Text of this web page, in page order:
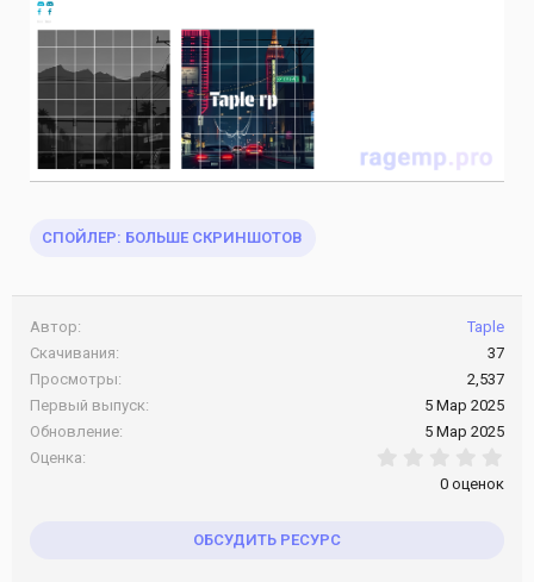
СПОЙЛЕР: БОЛЬШЕ СКРИНШОТОВ
Автор
Taple
Скачивания
37
Просмотры
2,537
Первый выпуск
5 Мар 2025
Обновление
5 Мар 2025
Оценка
0 оценок
ОБСУДИТЬ РЕСУРС